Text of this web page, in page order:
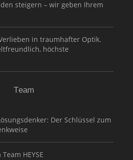
steigern – wir geben Ihrem
in traumhafter Optik.
höchste
Team
Der Schlüssel zum
HEYSE